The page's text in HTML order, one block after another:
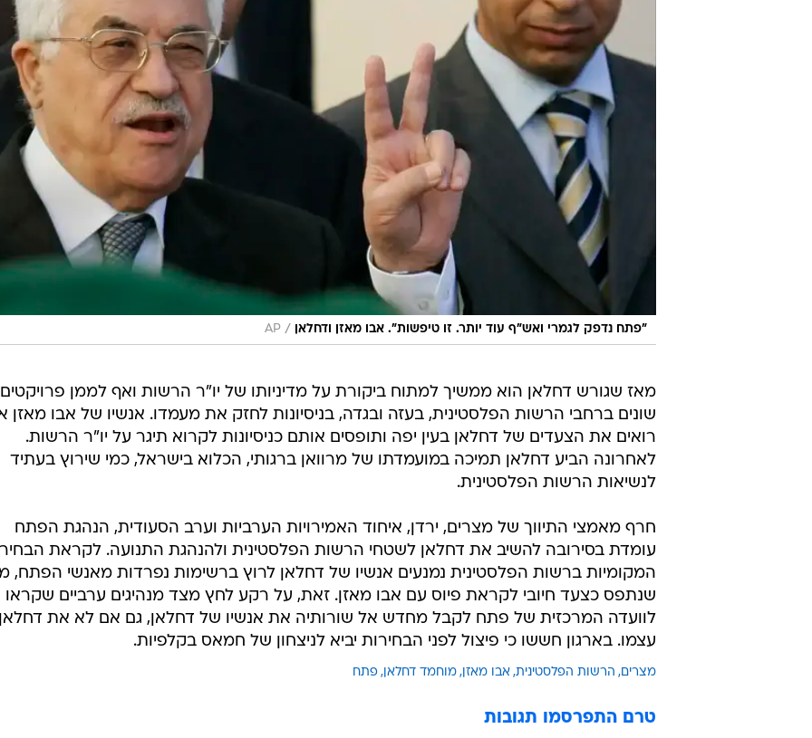
"פתח נדפק לגמרי ואש"ף עוד יותר. זו טיפשות". אבו מאזן ודחלאן /
AP
מאז שגורש דחלאן הוא ממשיך למתוח ביקורת על מדיניותו של יו"ר הרשות ואף לממן פרויקטים
שונים ברחבי הרשות הפלסטינית, בעזה ובגדה, בניסיונות לחזק את מעמדו. אנשיו של אבו מאזן
רואים את הצעדים של דחלאן בעין יפה ותופסים אותם כניסיונות לקרוא תיגר על יו"ר הרשות.
לאחרונה הביע דחלאן תמיכה במועמדתו של מרוואן ברגותי, הכלוא בישראל, כמי שירוץ בעתיד
לנשיאות הרשות הפלסטינית.
חרף מאמצי התיווך של מצרים, ירדן, איחוד האמירויות הערביות וערב הסעודית, הנהגת הפתח
עומדת בסירובה להשיב את דחלאן לשטחי הרשות הפלסטינית ולהנהגת התנועה. לקראת
המקומיות ברשות הפלסטינית נמנעים אנשיו של דחלאן לרוץ ברשימות נפרדות מאנשי הפתח,
שנתפס כצעד חיובי לקראת פיוס עם אבו מאזן. זאת, על רקע לחץ מצד מנהיגים ערביים שקראו
לוועדה המרכזית של פתח לקבל מחדש אל שורותיה את אנשיו של דחלאן, גם אם לא את
עצמו. בארגון חששו כי פיצול לפני הבחירות יביא לניצחון של חמאס בקלפיות.
מצרים הרשות הפלסטינית אבו מאזן מוחמד דחלאן פתח
טרם התפרסמו תגובות